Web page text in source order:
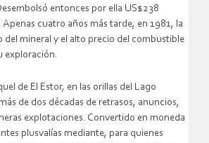
entonces por ella US$238
Apenas cuatro años más tarde, en 1981, la
del mineral y el alto precio del combustible
exploración.
de El Estor, en las orillas del Lago
de dos décadas de retrasos, anuncios,
explotaciones. Convertido en moneda
plusvalías mediante, para quienes